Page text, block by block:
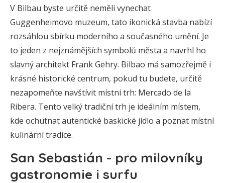
V Bilbau byste určitě neměli vynechat
Guggenheimovo muzeum, tato ikonická stavba nabízí
rozsáhlou sbírku moderního a současného umění. Je
to jeden z nejznámějších symbolů města a navrhl ho
slavný architekt Frank Gehry. Bilbao má samozřejmě i
krásné historické centrum, pokud tu budete, určitě
nezapomeňte navštívit místní trh: Mercado de la
Ribera. Tento velký tradiční trh je ideálním místem,
kde ochutnat autentické baskické jídlo a poznat místní
kulinární tradice.
San Sebastián - pro milovníky
gastronomie i surfu